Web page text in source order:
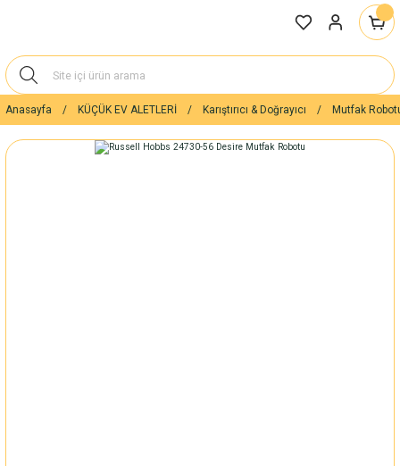
Anasayfa KÜÇÜK EV ALETLERİ Karıştırıcı & Doğrayıcı Mutfak